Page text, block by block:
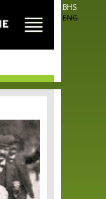
BHS
ENG